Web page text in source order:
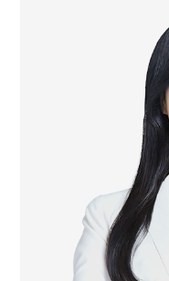
경희대학교 한의
경희대학교 한방
경희대학교 임상
Kepa 국제필라테
한국대학사격연맹
前 경희미려한의
前 소람한방병원
前 미올한의원 진
前 광동한방병원
前 면력한방병원 진
前 도반한방병원 진
前 다이트한의원